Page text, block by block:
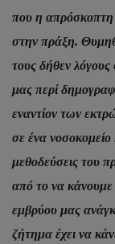
που η απρόσκοπτη
στην πράξη.
τους δήθεν
μας περί
εναντίον των
σε ένα νοσοκομείο
μεθοδεύσεις του
από το να
εμβρύου μας
ζήτημα έχει να